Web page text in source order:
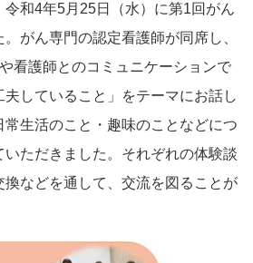
和4年5月25日（水）に第1回がん
がん専門の認定看護師が同席し、
看護師とのコミュニケーションで
していること」をテーマにお話し
常生活のこと・趣味のことなどにつ
ただきました。それぞれの体験談
換などを通して、交流を図ることが